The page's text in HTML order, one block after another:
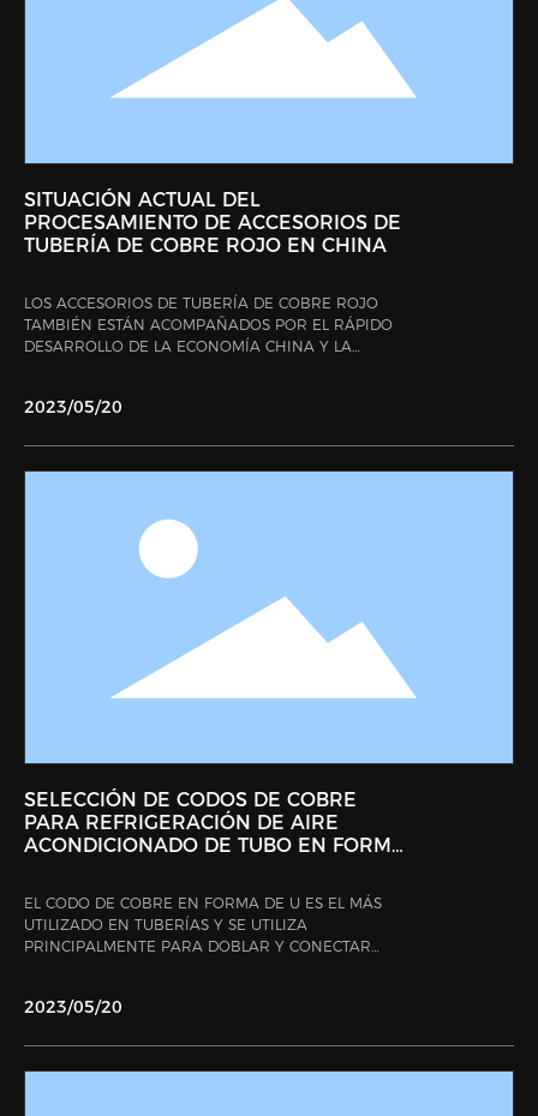
SITUACIÓN ACTUAL DEL
PROCESAMIENTO DE ACCESORIOS DE
TUBERÍA DE COBRE ROJO EN CHINA
LOS ACCESORIOS DE TUBERÍA DE COBRE ROJO
TAMBIÉN ESTÁN ACOMPAÑADOS POR EL RÁPIDO
DESARROLLO DE LA ECONOMÍA CHINA Y LA
ADECUADA, EXCELENTES PROPIEDADES DE
AMPLIAMENTE UTILIZADOS EN AIRE
REFRIGERADORES, CONSTRUCCIÓN NAVAL, VÍAS
NAVEGABLES Y PETROQUÍMICA. ¿¿ CUÁL ES LA
SITUACIÓN ACTUAL DEL PROCESAMIENTO DE
ACCESORIOS DE TUBERÍA DE COBRE ROJO EN
2023/05/20
SELECCIÓN DE CODOS DE COBRE
PARA REFRIGERACIÓN DE AIRE
ACONDICIONADO DE TUBO EN FORMA
EL CODO DE COBRE EN FORMA DE U ES EL MÁS
UTILIZADO EN TUBERÍAS Y SE UTILIZA
PRINCIPALMENTE PARA DOBLAR Y CONECTAR
VARIOS PRODUCTOS DE REFRIGERACIÓN COMO
TUBERÍA ES UN CANAL DE TRANSMISIÓN
2023/05/20